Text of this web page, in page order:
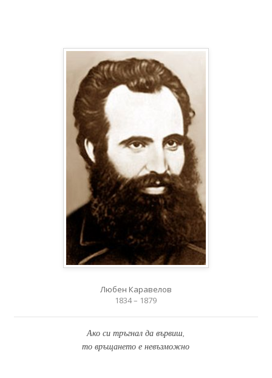
Любен Каравелов
1834 – 1879
Ако си тръгнал да вървиш,
то връщането е невъзможно